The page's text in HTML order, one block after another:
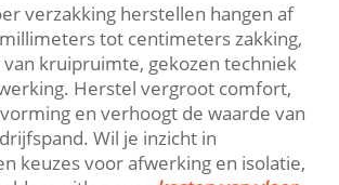
verzakking herstellen hangen af
tot centimeters zakking,
kruipruimte, gekozen techniek
Herstel vergroot comfort,
en verhoogt de waarde van
Wil je inzicht in
keuzes voor afwerking en isolatie,